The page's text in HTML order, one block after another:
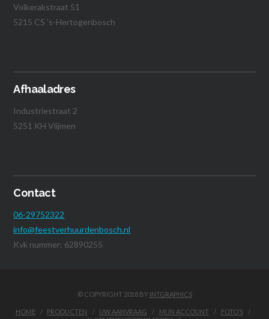
Volkerakstraat 51
5215 CS 's-Hertogenbosch
Afhaaladres
Industriestraat 2
5251 KH Vlijmen
Contact
06-29752322
info@feestverhuurdenbosch.nl
Kvk nummer: 62890255
© COPYRIGHT 2018 BY INTGRAPHICS
HOME PRODUCTEN UW AANVRAAG MIJN ACCOUNT
FOTO’S